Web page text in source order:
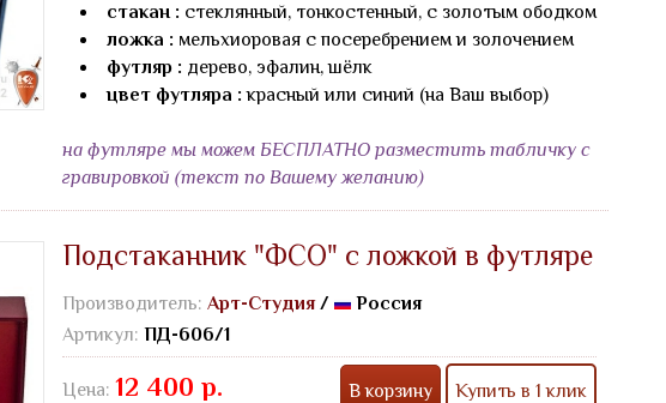
стакан : стеклянный, тонкостенный, с золотым ободком
ложка : мельхиоровая с посеребрением и золочением
футляр : дерево, эфалин, шёлк
цвет футляра : красный или синий (на Ваш выбор)
на футляре мы можем БЕСПЛАТНО разместить табличку с
гравировкой (текст по Вашему желанию)
Подстаканник "ФСО" с ложкой в футляре
Производитель: Арт-Студия/
Россия
Артикул: ПД-606/1
Цена: 12 400 р. В корзину Купить в 1 клик